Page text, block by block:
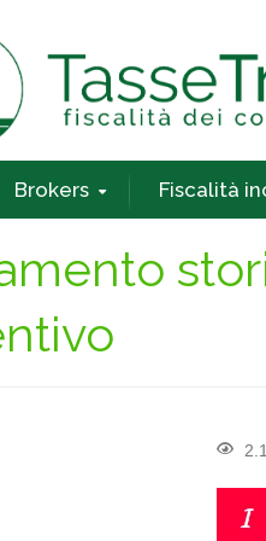
Brokers Fiscalità